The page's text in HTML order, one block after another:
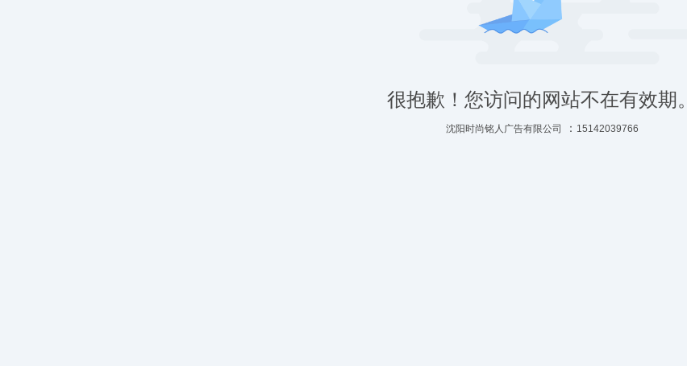
很抱歉！您访问的网站不在有效期。
沈阳时尚铭人广告有限公司 ： 15142039766